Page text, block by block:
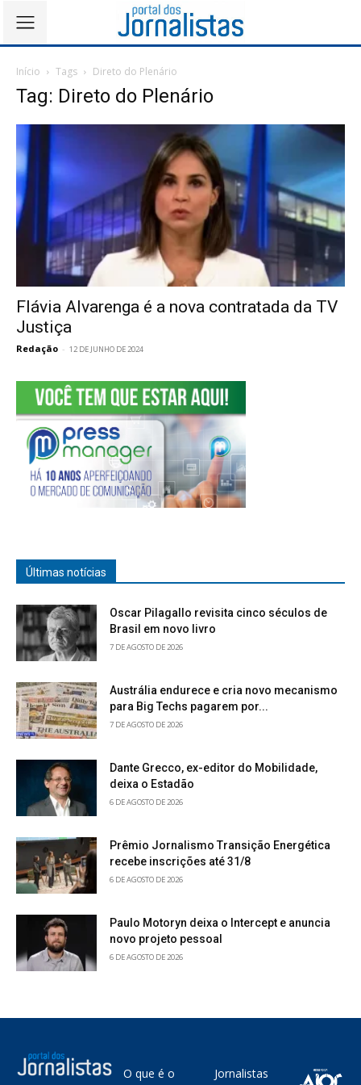
Início Tags Direto do Plenário
Tag: Direto do Plenário
Flávia Alvarenga é a nova contratada da TV
Justiça
Redação - 12 DE JUNHO DE 2024
Últimas notícias
Oscar Pilagallo revisita cinco séculos de
Brasil em novo livro
7 DE AGOSTO DE 2026
Austrália endurece e cria novo mecanismo
para Big Techs pagarem por...
7 DE AGOSTO DE 2026
Dante Grecco, ex-editor do Mobilidade,
deixa o Estadão
6 DE AGOSTO DE 2026
Prêmio Jornalismo Transição Energética
recebe inscrições até 31/8
6 DE AGOSTO DE 2026
Paulo Motoryn deixa o Intercept e anuncia
novo projeto pessoal
6 DE AGOSTO DE 2026
O que é o Jornalistas